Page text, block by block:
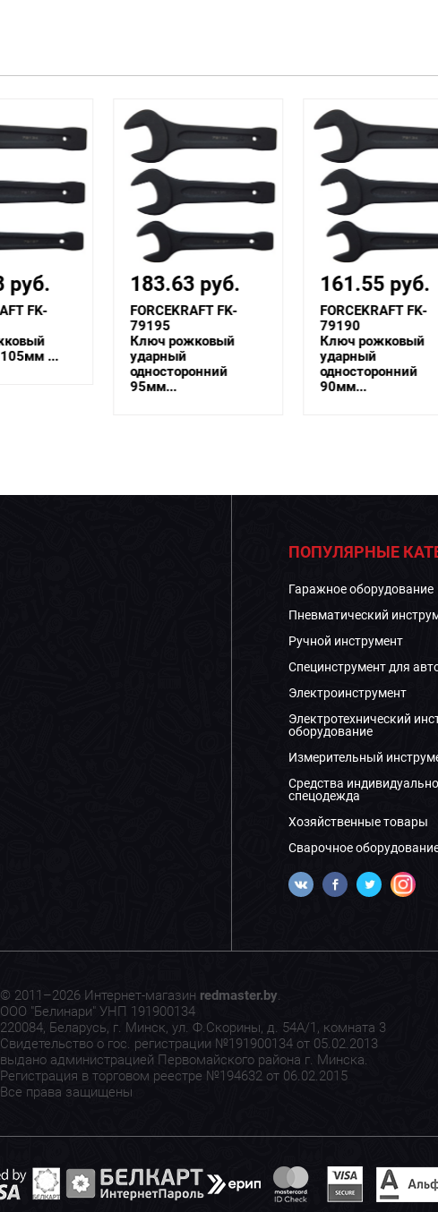
183.63 руб.
FORCEKRAFT FK-
Ключ рожковый
односторонний
161.55 руб.
FORCEKRAFT FK-
Ключ рожковый
односторонний
ПОПУЛЯРНЫЕ
Гаражное оборудование
Пневматический
Ручной инструмент
Специнструмент для
Электроинструмент
Электротехнический
оборудование
Измерительный
Средства
спецодежда
Хозяйственные товары
Сварочное
© 2011–2026 Интернет-магазин redmaster.by.
ООО "Белинари" УНП 191900134
220084, Беларусь, г. Минск, ул. Ф.Скорины, д. 54А/1, комната 3
Свидетельство о гос. регистрации №191900134 от 05.02.2013
выдано администрацией Первомайского района г. Минска.
Регистрация в торговом реестре №194632 от 06.02.2015
Все права защищены